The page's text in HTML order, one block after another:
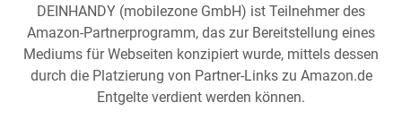
DEINHANDY (mobilezone GmbH) ist Teilnehmer des
Amazon-Partnerprogramm, das zur Bereitstellung eines
Mediums für Webseiten konzipiert wurde, mittels dessen
durch die Platzierung von Partner-Links zu Amazon.de
Entgelte verdient werden können.